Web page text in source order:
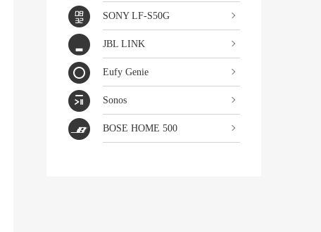
SONY LF-S50G
JBL LINK
Eufy Genie
Sonos
BOSE HOME 500